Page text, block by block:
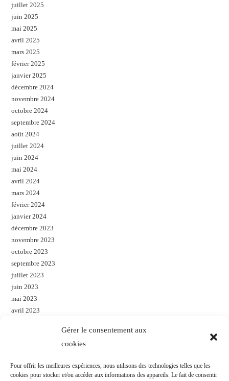
Gérer le consentement aux
cookies
Pour offrir les meilleures expériences, nous utilisons des technologies telles que les
cookies pour stocker et/ou accéder aux informations des appareils. Le fait de consentir
juillet 2025
juin 2025
mai 2025
avril 2025
mars 2025
février 2025
janvier 2025
décembre 2024
novembre 2024
octobre 2024
septembre 2024
août 2024
juillet 2024
juin 2024
mai 2024
avril 2024
mars 2024
février 2024
janvier 2024
décembre 2023
novembre 2023
octobre 2023
septembre 2023
juillet 2023
juin 2023
mai 2023
avril 2023
octobre 2022